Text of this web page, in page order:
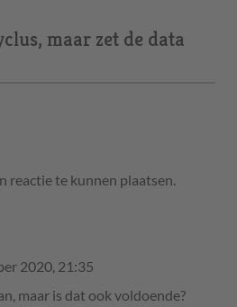
maar zet de data
reactie te kunnen plaatsen.
2020, 21:35
maar is dat ook voldoende?